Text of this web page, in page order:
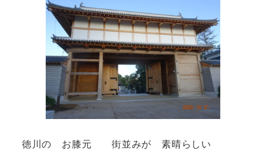
徳川の お膝元 街並みが 素晴らしい